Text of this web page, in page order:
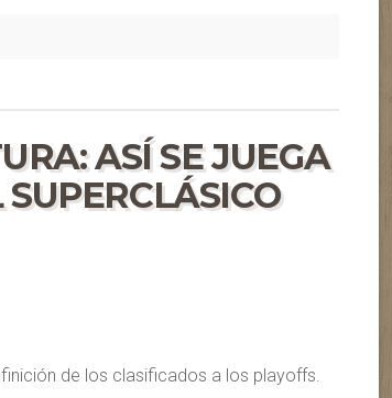
ASÍ SE JUEGA
de los clasificados a los playoffs.